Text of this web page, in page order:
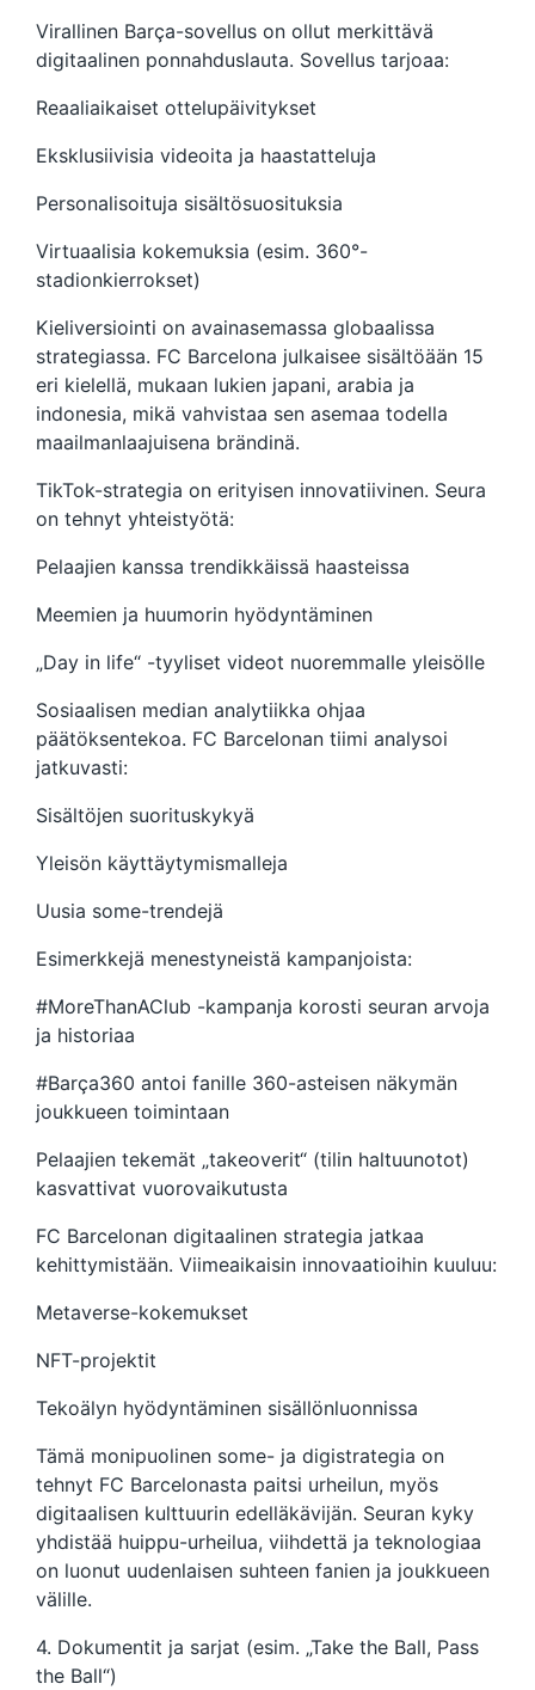
Virallinen Barça-sovellus on ollut merkittävä
digitaalinen ponnahduslauta. Sovellus tarjoaa:
Reaaliaikaiset ottelupäivitykset
Eksklusiivisia videoita ja haastatteluja
Personalisoituja sisältösuosituksia
Virtuaalisia kokemuksia (esim. 360°-
stadionkierrokset)
Kieliversiointi on avainasemassa globaalissa
strategiassa. FC Barcelona julkaisee sisältöään 15
eri kielellä, mukaan lukien japani, arabia ja
indonesia, mikä vahvistaa sen asemaa todella
maailmanlaajuisena brändinä.
TikTok-strategia on erityisen innovatiivinen. Seura
on tehnyt yhteistyötä:
Pelaajien kanssa trendikkäissä haasteissa
Meemien ja huumorin hyödyntäminen
„Day in life“ -tyyliset videot nuoremmalle yleisölle
Sosiaalisen median analytiikka ohjaa
päätöksentekoa. FC Barcelonan tiimi analysoi
jatkuvasti:
Sisältöjen suorituskykyä
Yleisön käyttäytymismalleja
Uusia some-trendejä
Esimerkkejä menestyneistä kampanjoista:
#MoreThanAClub -kampanja korosti seuran arvoja
ja historiaa
#Barça360 antoi fanille 360-asteisen näkymän
joukkueen toimintaan
Pelaajien tekemät „takeoverit“ (tilin haltuunotot)
kasvattivat vuorovaikutusta
FC Barcelonan digitaalinen strategia jatkaa
kehittymistään. Viimeaikaisin innovaatioihin kuuluu:
Metaverse-kokemukset
NFT-projektit
Tekoälyn hyödyntäminen sisällönluonnissa
Tämä monipuolinen some- ja digistrategia on
tehnyt FC Barcelonasta paitsi urheilun, myös
digitaalisen kulttuurin edelläkävijän. Seuran kyky
yhdistää huippu-urheilua, viihdettä ja teknologiaa
on luonut uudenlaisen suhteen fanien ja joukkueen
välille.
4. Dokumentit ja sarjat (esim. „Take the Ball, Pass
the Ball“)